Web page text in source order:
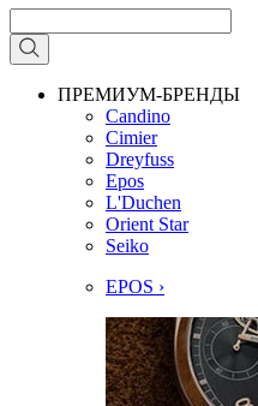
ПРЕМИУМ-БРЕНДЫ
Candino
Cimier
Dreyfuss
Epos
L'Duchen
Orient Star
Seiko
EPOS ›